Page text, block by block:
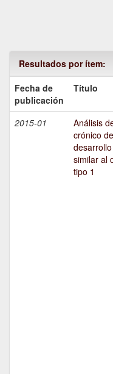
Resultados por ítem:
Fecha de
publicación
Título
2015-01
Análisis
crónico
similar al
tipo 1